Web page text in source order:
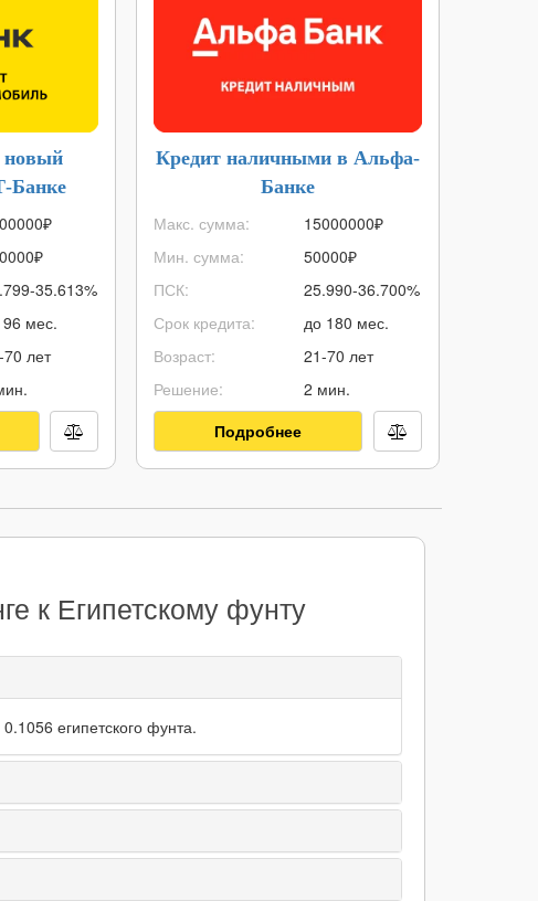
новый
Банке
₽
₽
35.613%
96 мес.
70 лет
Кредит наличными в Альфа-
Банке
Макс. сумма:
Мин. сумма:
ПСК:
Срок кредита:
Возраст:
Решение:
15000000₽
50000₽
25.990-36.700%
до 180 мес.
21-70 лет
2 мин.
Подробнее
к Египетскому фунту
египетского фунта.